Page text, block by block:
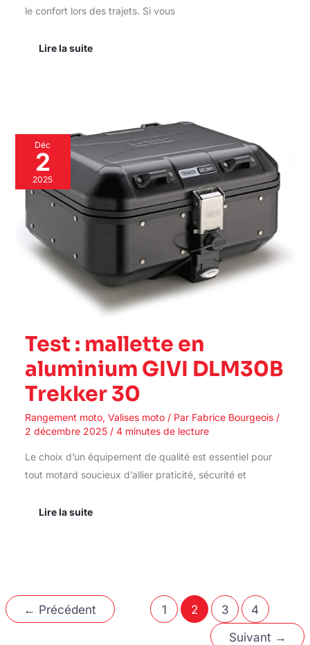
le confort lors des trajets. Si vous
Lire la suite
Déc
2
2025
Test : mallette en
aluminium GIVI DLM30B
Trekker 30
Rangement moto, Valises moto/ Par Fabrice Bourgeois /
2 décembre 2025 / 4 minutes de lecture
Le choix d’un équipement de qualité est essentiel pour
tout motard soucieux d’allier praticité, sécurité et
Test
:
mallette
en
aluminium
GIVI
DLM30B
30
Lire la suite
← Précédent 1 2 3
4
Suivant →